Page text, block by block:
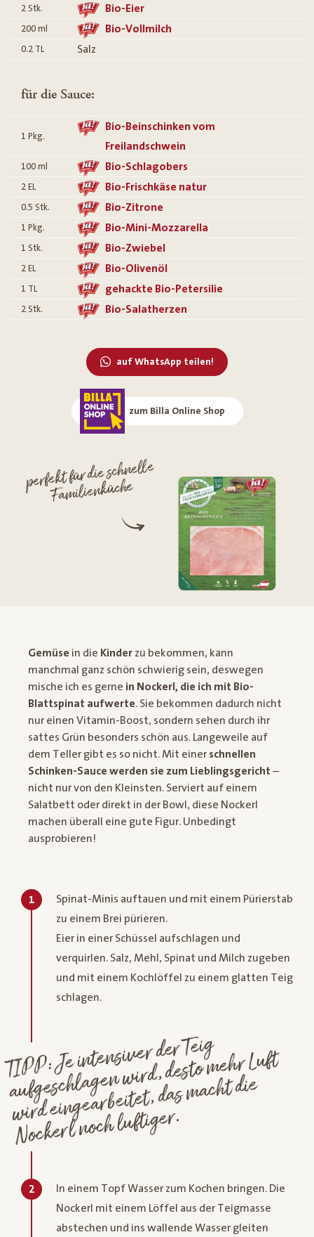
2 Stk. Bio-Eier
200 ml Bio-Vollmilch
0.2 TL Salz
für die Sauce:
1 Pkg.
Bio-Beinschinken vom
Freilandschwein
100 ml Bio-Schlagobers
2 EL Bio-Frischkäse natur
0.5 Stk. Bio-Zitrone
1 Pkg. Bio-Mini-Mozzarella
1 Stk. Bio-Zwiebel
2 EL Bio-Olivenöl
1 TL gehackte Bio-Petersilie
2 Stk. Bio-Salatherzen
auf WhatsApp teilen!
zum Billa Online Shop
perfekt für die schnelle
Familienküche
Gemüse in die Kinder zu bekommen, kann
manchmal ganz schön schwierig sein, deswegen
mische ich es gerne in Nockerl, die ich mit Bio-
Blattspinat aufwerte. Sie bekommen dadurch nicht
nur einen Vitamin-Boost, sondern sehen durch ihr
sattes Grün besonders schön aus. Langeweile auf
dem Teller gibt es so nicht. Mit einer schnellen
Schinken-Sauce werden sie zum Lieblingsgericht –
nicht nur von den Kleinsten. Serviert auf einem
Salatbett oder direkt in der Bowl, diese Nockerl
machen überall eine gute Figur. Unbedingt
ausprobieren!
1
Spinat-Minis auftauen und mit einem Pürierstab
zu einem Brei pürieren.
Eier in einer Schüssel aufschlagen und
verquirlen. Salz, Mehl, Spinat und Milch zugeben
und mit einem Kochlöffel zu einem glatten Teig
schlagen.
TI
P
P: Je intensiver der Teig
aufgeschlagen
wird, desto
mehr Luft
wird eingearbeitet, das
macht die
Nockerl noch luftiger.
2
In einem Topf Wasser zum Kochen bringen. Die
Nockerl mit einem Löffel aus der Teigmasse
abstechen und ins wallende Wasser gleiten